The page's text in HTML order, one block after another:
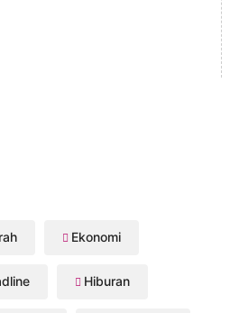
Ekonomi
Hiburan